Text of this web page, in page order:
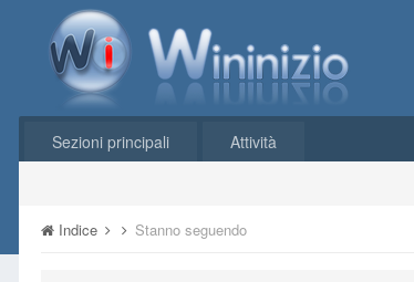
Sezioni principali Attività
Indice Stanno seguendo